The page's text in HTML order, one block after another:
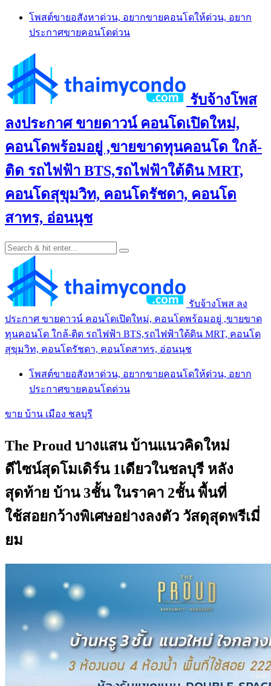
Skip
content
โพสต์ขายอสังหาด่วน, อยากขายคอนโดให้ด่วน, อยาก
ประกาศขายคอนโดด่วน
รับจ้างโพส
ลงประกาศ ขายดาวน์ คอนโดเปิดใหม่,
คอนโดพร้อมอยู่ ,ขายขาดทุนคอนโด ใกล้-
ติด รถไฟฟ้า BTS,รถไฟฟ้าใต้ดิน MRT,
คอนโดสุขุมวิท, คอนโดรัชดา, คอนโด
สาทร, อ่อนนุช
รับจ้างโพส ลง
ประกาศ ขายดาวน์ คอนโดเปิดใหม่, คอนโดพร้อมอยู่ ,ขายขาด
ทุนคอนโด ใกล้-ติด รถไฟฟ้า BTS,รถไฟฟ้าใต้ดิน MRT, คอนโด
สุขุมวิท, คอนโดรัชดา, คอนโดสาทร, อ่อนนุช
โพสต์ขายอสังหาด่วน, อยากขายคอนโดให้ด่วน, อยาก
ประกาศขายคอนโดด่วน
ขาย บ้าน เมือง ชลบุรี
The Proud บางแสน บ้านแนวคิดใหม่
ดีไซน์สุดโมเดิร์น 1เดียวในชลบุรี หลัง
สุดท้าย บ้าน 3ชั้น ในราคา 2ชั้น พื้นที่
ใช้สอยกว้างพิเศษอย่างลงตัว วัสดุสุดพรีเมี่
ยม